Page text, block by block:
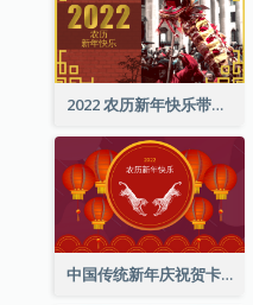
2022 农历新年快乐带照片贺卡
中国传统新年庆祝贺卡